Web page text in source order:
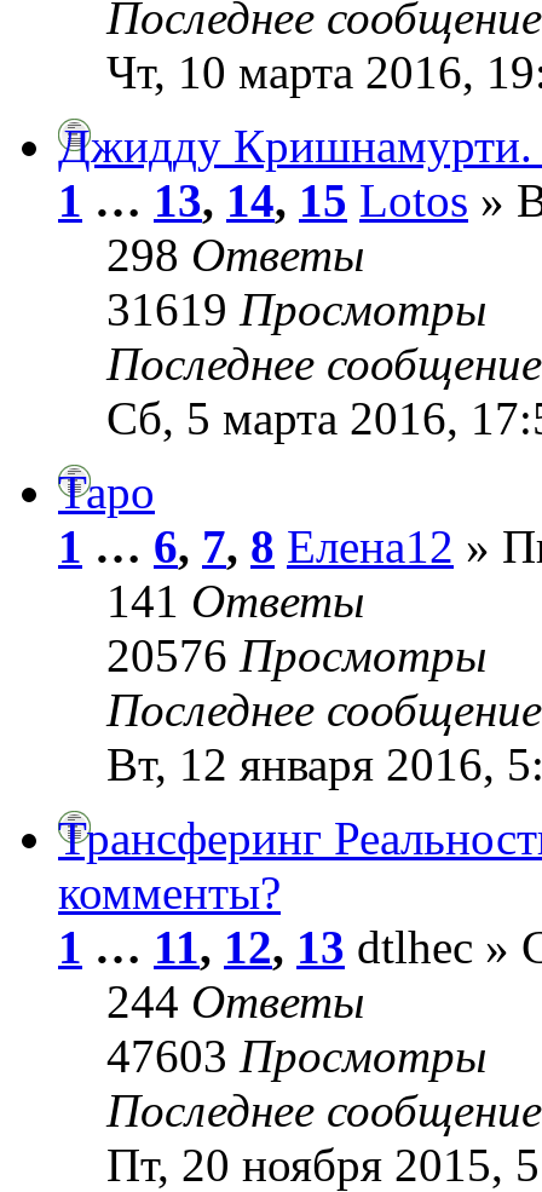
Последнее
Чт, 10 марта 2016,
Джидду Кришнамурти.
1 … 13, 14, 15 Lotos »
298 Ответы
31619 Просмотры
Последнее
Сб, 5 марта 2016,
Таро
1 … 6, 7, 8 Елена12 »
141 Ответы
20576 Просмотры
Последнее
Вт, 12 января 2016,
Трансферинг
комменты?
1 … 11, 12, 13 dtlhec »
244 Ответы
47603 Просмотры
Последнее
Пт, 20 ноября 2015,